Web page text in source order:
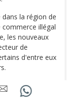
la région de
illégal
les nouveaux
de
d'entre eux